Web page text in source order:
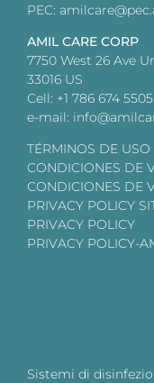
PEC:
AMIL CARE CORP
7750 West 26 Ave
33016 US
Cell: +1 786 674 5505
e-mail:
TÉRMINOS DE USO
CONDICIONES DE
CONDICIONES DE
PRIVACY POLICY
PRIVACY POLICY
PRIVACY POLICY-
Sistemi di